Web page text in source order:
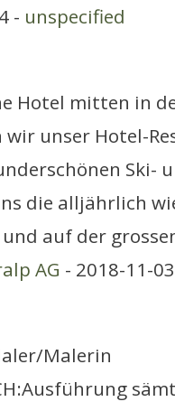
- unspecified
Hotel mitten in
unser Hotel-
Ski-
die alljährlich
auf der
AG - 2018-11-
Malerin